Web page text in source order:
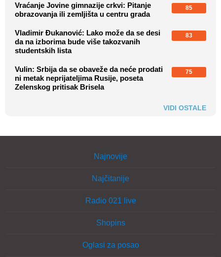
Vraćanje Jovine gimnazije crkvi: Pitanje
obrazovanja ili zemljišta u centru grada
85
Vladimir Đukanović: Lako može da se desi
da na izborima bude više takozvanih
studentskih lista
83
Vulin: Srbija da se obaveže da neće prodati
ni metak neprijateljima Rusije, poseta
Zelenskog pritisak Brisela
75
VIDI OSTALE
Najnovije
Najčitanije
Radio 021 live
Shopins
Oglasi za posao